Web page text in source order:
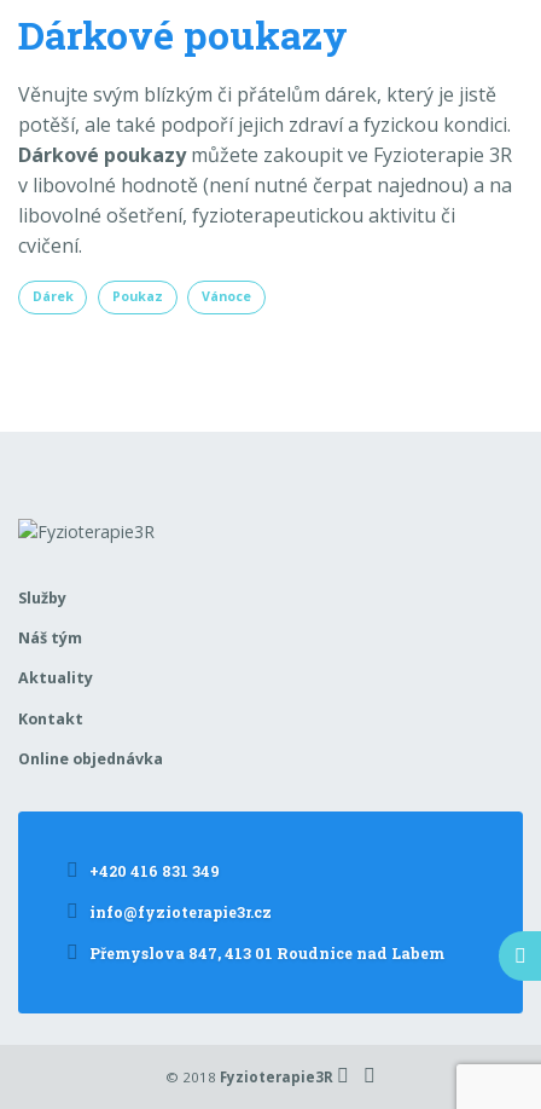
Dárkové poukazy
Věnujte svým blízkým či přátelům dárek, který je jistě
potěší, ale také podpoří jejich zdraví a fyzickou kondici.
Dárkové poukazymůžete zakoupit ve Fyzioterapie 3R
v libovolné hodnotě (není nutné čerpat najednou) a na
libovolné ošetření, fyzioterapeutickou aktivitu či
cvičení.
Dárek Poukaz Vánoce
Služby
Náš tým
Aktuality
Kontakt
Online objednávka
+420 416 831 349
info@fyzioterapie3r.cz
Přemyslova 847, 413 01 Roudnice nad Labem
© 2018 Fyzioterapie3R